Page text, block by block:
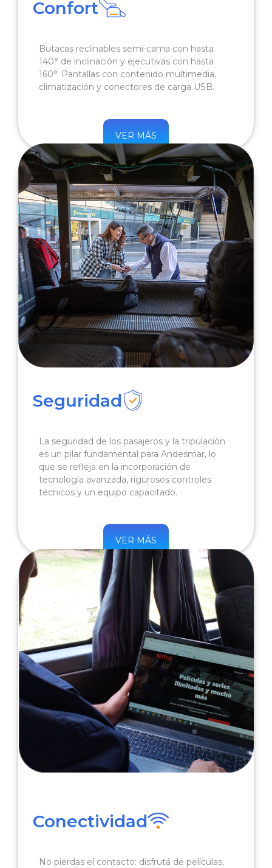
Confort
Butacas reclinables semi-cama con hasta
140° de inclinación y ejecutivas con hasta
160°. Pantallas con contenido multimedia,
climatización y conectores de carga USB.
VER MÁS
Seguridad
La seguridad de los pasajeros y la tripulación
es un pilar fundamental para Andesmar, lo
que se refleja en la incorporación de
tecnología avanzada, rigurosos controles
técnicos y un equipo capacitado.
VER MÁS
Conectividad
No pierdas el contacto: disfrutá de películas,